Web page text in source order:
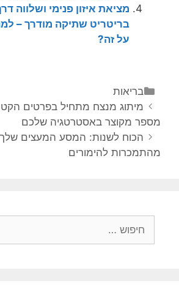
מציאת איזון פנימי ושלווה
בריטריט שתיקה מודרך –
על זה?
קטגוריות
בריאות
ניווט
פוסטים
מיתוג מנצח מתחיל בפרטים
מספר מקוצר באסטרטגיה שלכם
הכוח לשנות: המסע המעצים
מהתמכרות להימורים